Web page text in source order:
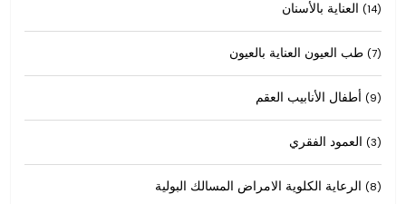
(14)
(7)
(9)
(3)
(8)